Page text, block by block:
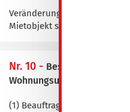
Veränderungen jeglicher Art
Mietobjekt sind nicht gestattet.
Nr. 10 - Besichtigung der
Wohnungsunternehmen
(1) Beauftragte des